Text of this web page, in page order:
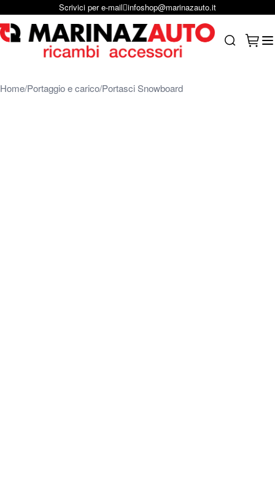
Salta al contenutoParla con un operatore +39 040 228284
Home Portaggio e carico Portasci Snowboard